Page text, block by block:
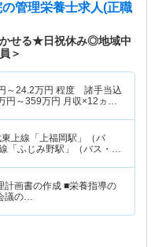
の管理栄養士求人(正職
かせる★日祝休み◎地域中
＞
～24.2万円 程度 諸手当込
円～359万円 月収×12ヵ月
上線「上福岡駅」（バ
「ふじみ野駅」（バス・車
計画書の作成 ■栄養指導の
議の…